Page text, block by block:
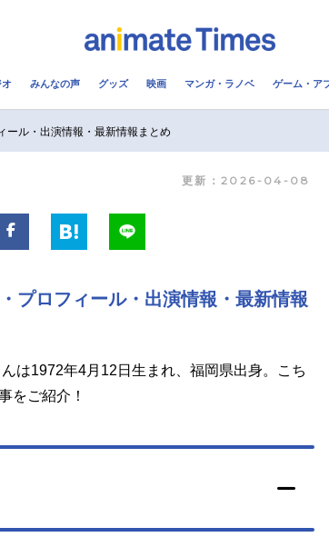
2.5次元
アニメ映画一覧
男性声優/女性声優一覧
今期アニ
夏アニメ
オ みんなの声 グッズ 映画 マンガ・ラノベ ゲーム・ア
ール・出演情報・最新情報まとめ
更新：2026-04-08
プロフィール・出演情報・最新情報
んは1972年4月12日生まれ、福岡県出身。こち
をご紹介！